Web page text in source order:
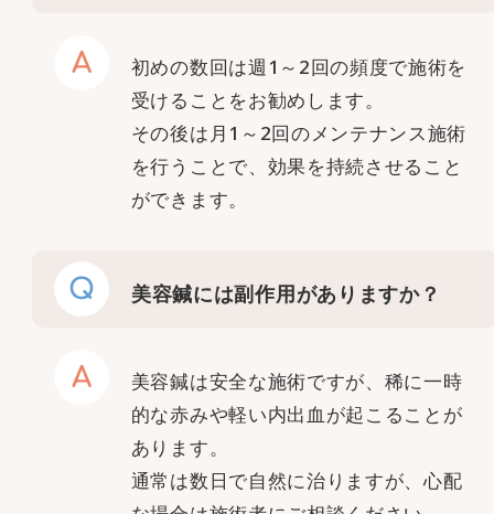
A
初めの数回は週1～2回の頻度で施術を
受けることをお勧めします。
その後は月1～2回のメンテナンス施術
を行うことで、効果を持続させること
ができます。
Q 美容鍼には副作用がありますか？
A
美容鍼は安全な施術ですが、稀に一時
的な赤みや軽い内出血が起こることが
あります。
通常は数日で自然に治りますが、心配